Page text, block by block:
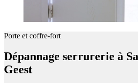
Porte et coffre-fort
Dépannage serrurerie à
Geest